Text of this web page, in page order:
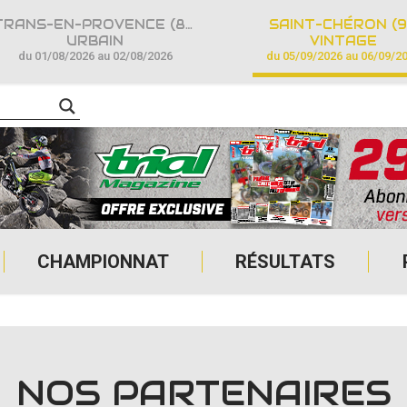
CHAMPIONNAT RÉSULTATS
TRANS-EN-PROVENCE (83)
URBAIN
du 01/08/2026 au 02/08/2026
SAINT-CHÉRON
VINTAGE
du 05/09/2026 au 06/09/
NOS PARTENAIRES